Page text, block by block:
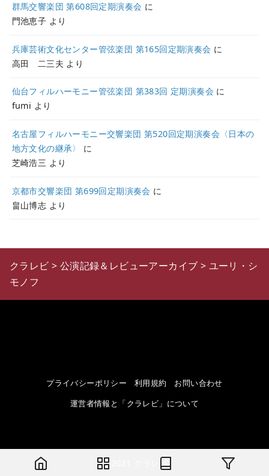
群馬交響楽団 第608回定期演奏会 に
門池恵子 より
兵庫芸術文化センター管弦楽団 第165回定期演奏会 に
高田 二三夫 より
仙台フィルハーモニー管弦楽団 第383回 定期演奏会 に
fumi より
名古屋フィルハーモニー交響楽団 第520回定期演奏会〈日本の
地方文化の継承〉
に
芝崎浩三 より
京都市交響楽団 第699回定期演奏会 に
畠山博志 より
クラレビ > 公演記録＆レビューアーカイブ > ユーリ・シ
モノフ
プライバシーポリシー 利用規約
お問い合わせ
運営者情報と「クラレビ」について
© 2021 クラレビ